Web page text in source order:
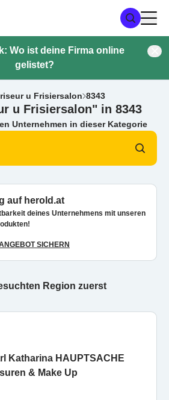
Wo ist deine Firma online
gelistet?
u Frisiersalon 8343
u Frisiersalon" in 8343
Unternehmen in dieser Kategorie
auf herold.at
deines Unternehmens mit unseren
SICHERN
Region zuerst
Katharina HAUPTSACHE
& Make Up